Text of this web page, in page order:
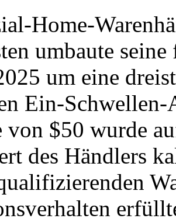
Home-
umbaute
um eine
Ein-Schwellen-
von $50 wurde
des Händlers